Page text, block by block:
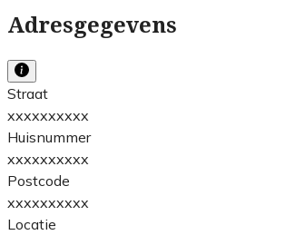
Adresgegevens
Straat
xxxxxxxxxx
Huisnummer
xxxxxxxxxx
Postcode
xxxxxxxxxx
Locatie